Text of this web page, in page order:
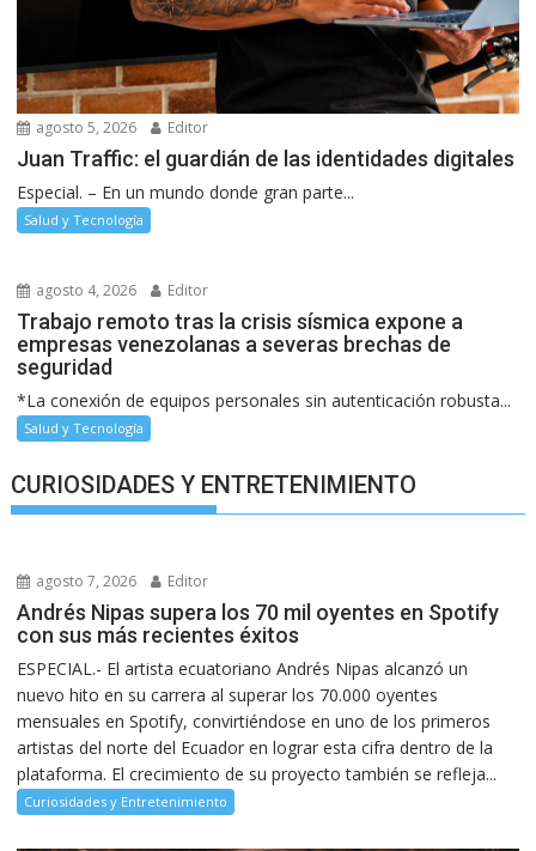
agosto 5, 2026 Editor
Juan Traffic: el guardián de las identidades digitales
Especial. – En un mundo donde gran parte...
Salud y Tecnología
agosto 4, 2026 Editor
Trabajo remoto tras la crisis sísmica expone a
empresas venezolanas a severas brechas de
seguridad
*La conexión de equipos personales sin autenticación robusta...
Salud y Tecnología
CURIOSIDADES Y ENTRETENIMIENTO
agosto 7, 2026 Editor
Andrés Nipas supera los 70 mil oyentes en Spotify
con sus más recientes éxitos
ESPECIAL.- El artista ecuatoriano Andrés Nipas alcanzó un
nuevo hito en su carrera al superar los 70.000 oyentes
mensuales en Spotify, convirtiéndose en uno de los primeros
artistas del norte del Ecuador en lograr esta cifra dentro de la
plataforma. El crecimiento de su proyecto también se refleja...
Curiosidades y Entretenimiento